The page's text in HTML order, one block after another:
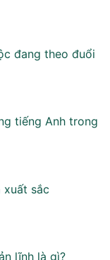
đang theo đuổi
tiếng Anh trong
xuất sắc
lĩnh là gì?